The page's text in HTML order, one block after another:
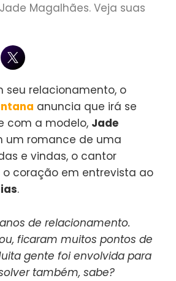
Magalhães. Veja suas
seu relacionamento, o
anuncia que irá se
com a modelo, Jade
um romance de uma
e vindas, o cantor
o coração em entrevista ao
.
de relacionamento.
ficaram muitos pontos de
gente foi envolvida para
também, sabe?